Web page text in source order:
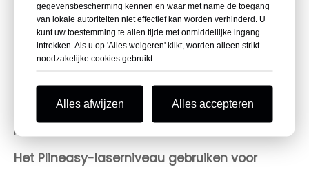
gebruikers waarschuwt wanneer de laser wordt gestoord of afwijkt
van zijn waterpaspositie. Dit realtime waarschuwingssysteem
voorkomt onnauwkeurigheden in het sorteerproces en zorgt ervoor
dat de tool altijd op het optimale niveau werkt. Het
hoogtewaarschuwingssysteem voegt een extra laag controle en
precisie toe, waardoor de Plineasy Laser Level een betrouwbaar en
intelligent hulpmiddel is voor nivelleringstaken.
Het Plineasy-laserniveau gebruiken voor
gegevensbescherming kennen en waar met name de toegang
van lokale autoriteiten niet effectief kan worden verhinderd. U
kunt uw toestemming te allen tijde met onmiddellijke ingang
intrekken. Als u op 'Alles weigeren' klikt, worden alleen strikt
noodzakelijke cookies gebruikt.
Alles afwijzen Alles accepteren